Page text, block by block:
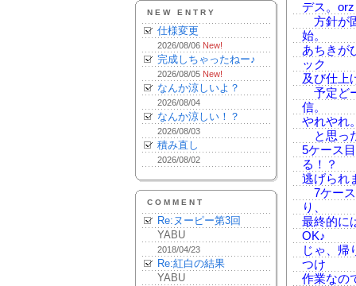
NEW ENTRY
仕様変更
2026/08/06 New!
完成しちゃったねー♪
2026/08/05 New!
なんか涼しいよ？
2026/08/04
なんか涼しい！？
2026/08/03
積み直し
2026/08/02
COMMENT
Re:ヌーピー第3回
YABU
2018/04/23
Re:紅白の結果
YABU
デス。orz
方針が
始。
あちきが
ック
及び仕上
予定ど
信。
やれやれ
と思っ
5ケース
る！？
逃げられ
7ケース
り、
最終的に
OK♪
じゃ、帰
つけ
作業なの